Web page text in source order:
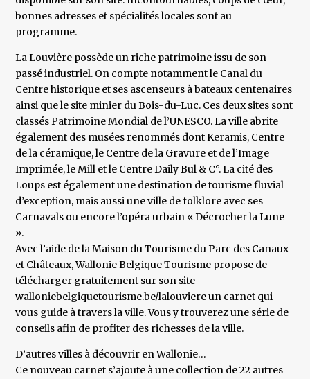
bonnes adresses et spécialités locales sont au
programme.
La Louvière possède un riche patrimoine issu de son
passé industriel. On compte notamment le Canal du
Centre historique et ses ascenseurs à bateaux centenaires
ainsi que le site minier du Bois-du-Luc. Ces deux sites sont
classés Patrimoine Mondial de l’UNESCO. La ville abrite
également des musées renommés dont Keramis, Centre
de la céramique, le Centre de la Gravure et de l’Image
Imprimée, le Mill et le Centre Daily Bul & C°. La cité des
Loups est également une destination de tourisme fluvial
d’exception, mais aussi une ville de folklore avec ses
Carnavals ou encore l’opéra urbain « Décrocher la Lune
».
Avec l’aide de la Maison du Tourisme du Parc des Canaux
et Châteaux, Wallonie Belgique Tourisme propose de
télécharger gratuitement sur son site
walloniebelgiquetourisme.be/lalouviere un carnet qui
vous guide à travers la ville. Vous y trouverez une série de
conseils afin de profiter des richesses de la ville.
D’autres villes à découvrir en Wallonie…
Ce nouveau carnet s’ajoute à une collection de 22 autres